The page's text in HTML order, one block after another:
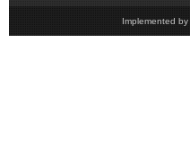
Implemented by